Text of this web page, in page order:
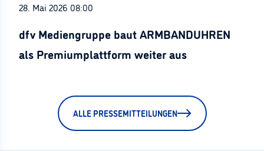
28. Mai 2026 08:00
dfv Mediengruppe baut ARMBANDUHREN
als Premiumplattform weiter aus
ALLE PRESSEMITTEILUNGEN